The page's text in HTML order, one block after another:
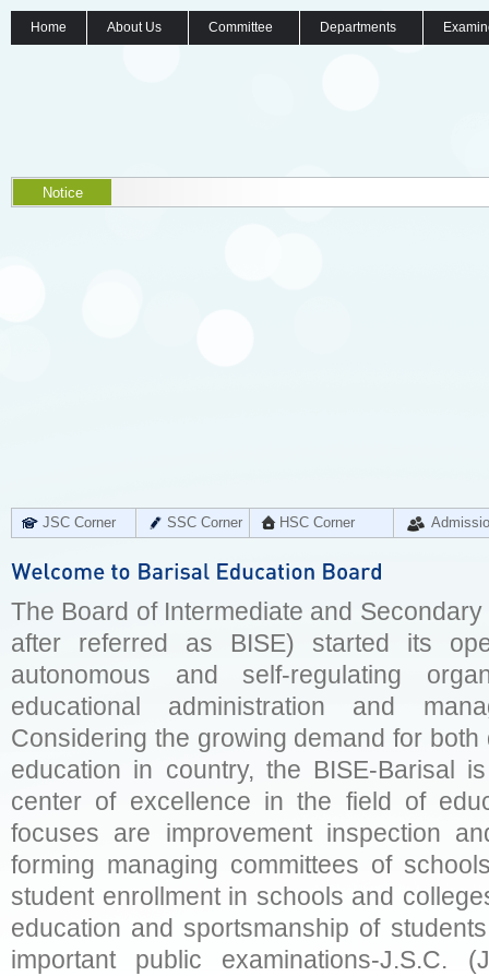
Home About Us Committee Departments
Notice
JSC Corner SSC Corner HSC Corner
The Board of Intermediate and
after referred as BISE) started its
autonomous and self-regulating
educational administration and
Considering the growing demand for
education in country, the BISE-Barisal
center of excellence in the field of
focuses are improvement inspection
forming managing committees of
student enrollment in schools and
education and sportsmanship of
important public examinations-J.S.C.